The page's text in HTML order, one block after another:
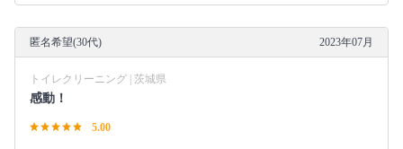
匿名希望(30代) 2023年07月
トイレクリーニング | 茨城県
感動！
5.00